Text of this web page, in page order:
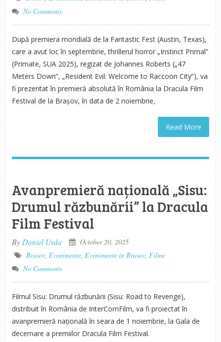
No Comments
După premiera mondială de la Fantastic Fest (Austin, Texas),
care a avut loc în septembrie, thrillerul horror „Instinct Primal”
(Primate, SUA 2025), regizat de Johannes Roberts („47
Meters Down”, „Resident Evil: Welcome to Raccoon City”), va
fi prezentat în premieră absolută în România la Dracula Film
Festival de la Brașov, în data de 2 noiembrie,
Read More
Avanpremieră națională „Sisu:
Drumul răzbunării” la Dracula
Film Festival
By Daniel Urda
October 20, 2025
Brasov, Evenimente, Evenimente in Brasov, Filme
No Comments
Filmul Sisu: Drumul răzbunării (Sisu: Road to Revenge),
distribuit în România de InterComFilm, va fi proiectat în
avanpremieră națională în seara de 1 noiembrie, la Gala de
decernare a premiilor Dracula Film Festival.